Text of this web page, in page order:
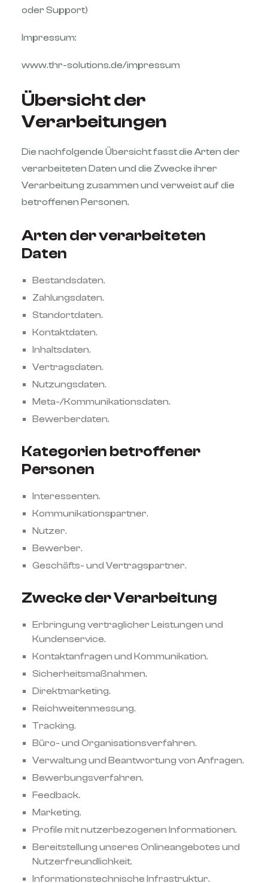
oder Support)
Impressum:
www.thr-solutions.de/impressum
Übersicht der
Verarbeitungen
Die nachfolgende Übersicht fasst die Arten der
verarbeiteten Daten und die Zwecke ihrer
Verarbeitung zusammen und verweist auf die
betroffenen Personen.
Arten der verarbeiteten
Daten
Bestandsdaten.
Zahlungsdaten.
Standortdaten.
Kontaktdaten.
Inhaltsdaten.
Vertragsdaten.
Nutzungsdaten.
Meta-/Kommunikationsdaten.
Bewerberdaten.
Kategorien betroffener
Personen
Interessenten.
Kommunikationspartner.
Nutzer.
Bewerber.
Geschäfts- und Vertragspartner.
Zwecke der Verarbeitung
Erbringung vertraglicher Leistungen und
Kundenservice.
Kontaktanfragen und Kommunikation.
Sicherheitsmaßnahmen.
Direktmarketing.
Reichweitenmessung.
Tracking.
Büro- und Organisationsverfahren.
Verwaltung und Beantwortung von Anfragen.
Bewerbungsverfahren.
Feedback.
Marketing.
Profile mit nutzerbezogenen Informationen.
Bereitstellung unseres Onlineangebotes und
Nutzerfreundlichkeit.
Informationstechnische Infrastruktur.